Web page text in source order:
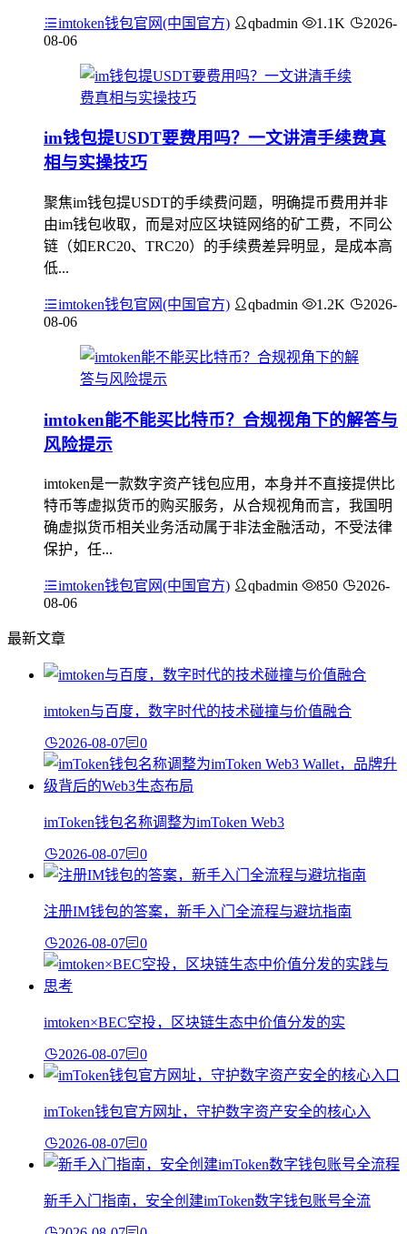
imtoken钱包官网(中国官方) qbadmin 1.1K
2026-
08-06
im钱包提USDT要费用吗？一文讲清手续费真
相与实操技巧
聚焦im钱包提USDT的手续费问题，明确提币费用并非
由im钱包收取，而是对应区块链网络的矿工费，不同公
链（如ERC20、TRC20）的手续费差异明显，是成本高
低...
imtoken钱包官网(中国官方) qbadmin 1.2K
2026-
08-06
imtoken能不能买比特币？合规视角下的解答与
风险提示
imtoken是一款数字资产钱包应用，本身并不直接提供比
特币等虚拟货币的购买服务，从合规视角而言，我国明
确虚拟货币相关业务活动属于非法金融活动，不受法律
保护，任...
imtoken钱包官网(中国官方) qbadmin 850
2026-
08-06
最新文章
imtoken与百度，数字时代的技术碰撞与价值融合
2026-08-07 0
imToken钱包名称调整为imToken Web3
2026-08-07 0
注册IM钱包的答案，新手入门全流程与避坑指南
2026-08-07 0
imtoken×BEC空投，区块链生态中价值分发的实
2026-08-07 0
imToken钱包官方网址，守护数字资产安全的核心入
2026-08-07 0
新手入门指南，安全创建imToken数字钱包账号全流